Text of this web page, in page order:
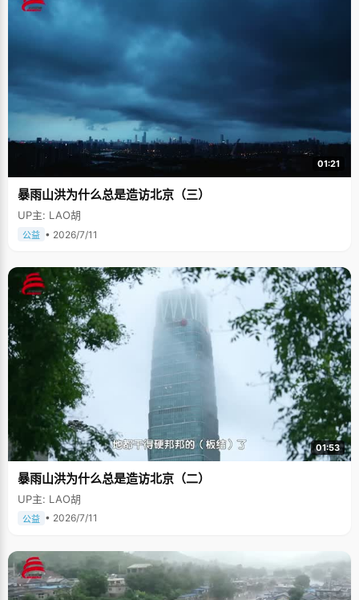
01:21
暴雨山洪为什么总是造访北京（三）
UP主: LAO胡
公益 • 2026/7/11
01:53
暴雨山洪为什么总是造访北京（二）
UP主: LAO胡
公益 • 2026/7/11